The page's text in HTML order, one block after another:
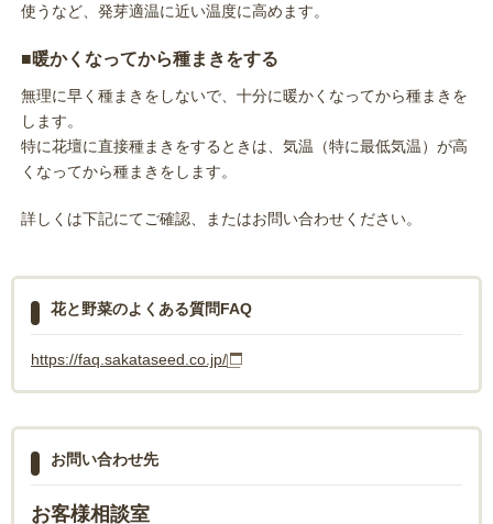
使うなど、発芽適温に近い温度に高めます。
■暖かくなってから種まきをする
無理に早く種まきをしないで、十分に暖かくなってから種まきを
します。
特に花壇に直接種まきをするときは、気温（特に最低気温）が高
くなってから種まきをします。
詳しくは下記にてご確認、またはお問い合わせください。
花と野菜のよくある質問FAQ
https://faq.sakataseed.co.jp/
お問い合わせ先
お客様相談室